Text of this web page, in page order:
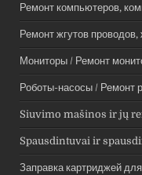
Ремонт компьютеров,
Ремонт жгутов проводов,
Мониторы / Ремонт
Роботы-насосы / Ремонт
Siuvimo mašinos ir jų
Spausdintuvai ir
Заправка картриджей